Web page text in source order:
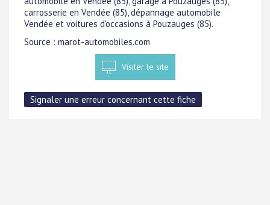
carrosserie en Vendée (85), dépannage automobile
Vendée et voitures d'occasions à Pouzauges (85).
Source : marot-automobiles.com
Visiter le site